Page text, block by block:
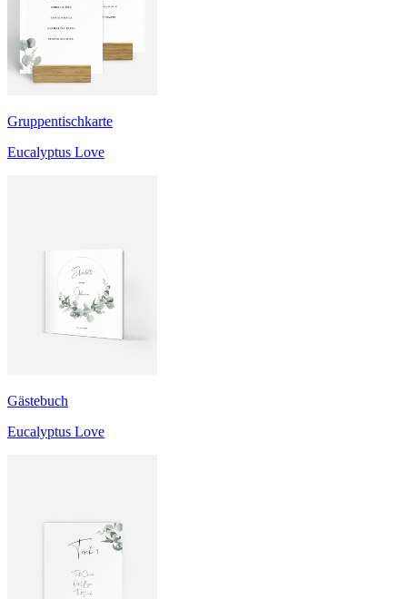
Gruppentischkarte
Eucalyptus Love
Gästebuch
Eucalyptus Love